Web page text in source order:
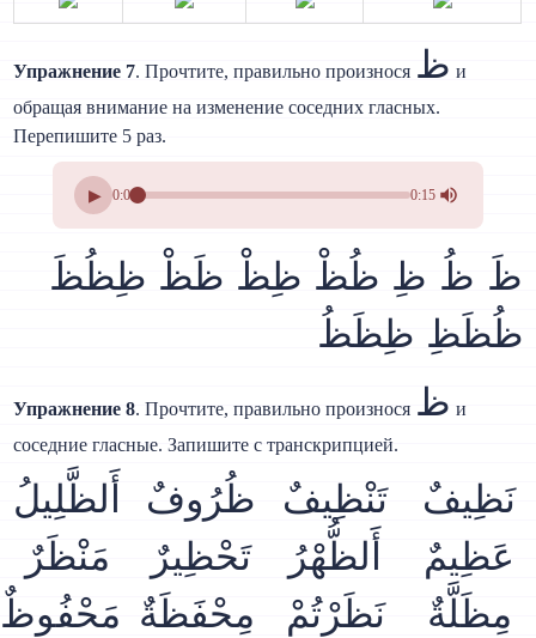
Упражнение 7. Прочтите, правильно произнося ظ и
обращая внимание на изменение соседних гласных.
Перепишите 5 раз.
▶ 0:00 0:15
ظَ ظُ ظِ ظُظْ ظِظْ ظَظْ ظِظُظَ
ظُظَظِ ظِظَظُ
Упражнение 8. Прочтите, правильно произнося ظ и
соседние гласные. Запишите с транскрипцией.
أَلظَّلِيلُ ظُرُوفٌ تَنْظِيفٌ
نَظِيفٌ
مَنْظَرٌ
تَحْظِيرٌ أَلظُّهْرُ
عَظِيمٌ
مَحْفُوظٌ مِحْفَظَةٌ نَظَرْتُمْ مِظَلَّةٌ